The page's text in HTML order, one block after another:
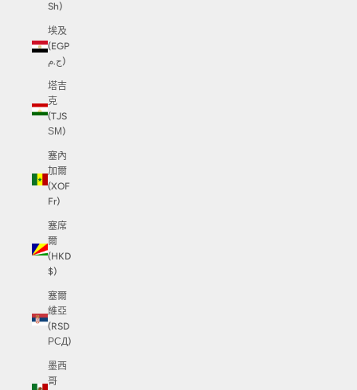
Sh)
埃及
(EGP
ج.م)
塔吉
克
(TJS
ЅМ)
塞內
加爾
(XOF
Fr)
塞席
爾
(HKD
$)
塞爾
維亞
(RSD
РСД)
墨西
哥